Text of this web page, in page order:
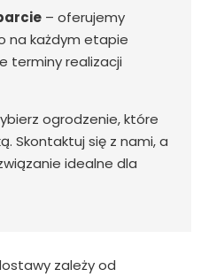
– oferujemy
na każdym etapie
terminy realizacji
ogrodzenie, które
Skontaktuj się z nami, a
idealne dla
zależy od